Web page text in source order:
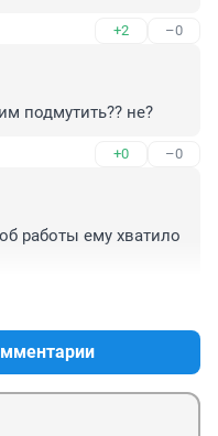
+2 –0
подмутить?? не?
+0 –0
работы ему хватило